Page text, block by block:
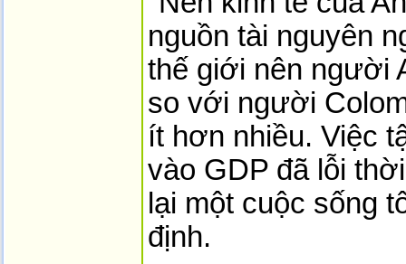
nguồn tài nguyên
thế giới nên người
so với người
ít hơn nhiều. Việc
vào GDP đã lỗi
lại một cuộc sống
định.